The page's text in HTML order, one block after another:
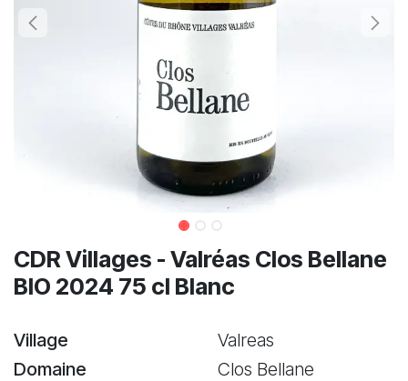
CDR Villages - Valréas Clos Bellane
BIO 2024 75 cl Blanc
Village
Valreas
Domaine
Clos Bellane